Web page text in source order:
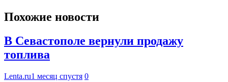
Похожие новости
В Севастополе вернули продажу
топлива
Lenta.ru1 месяц спустя 0